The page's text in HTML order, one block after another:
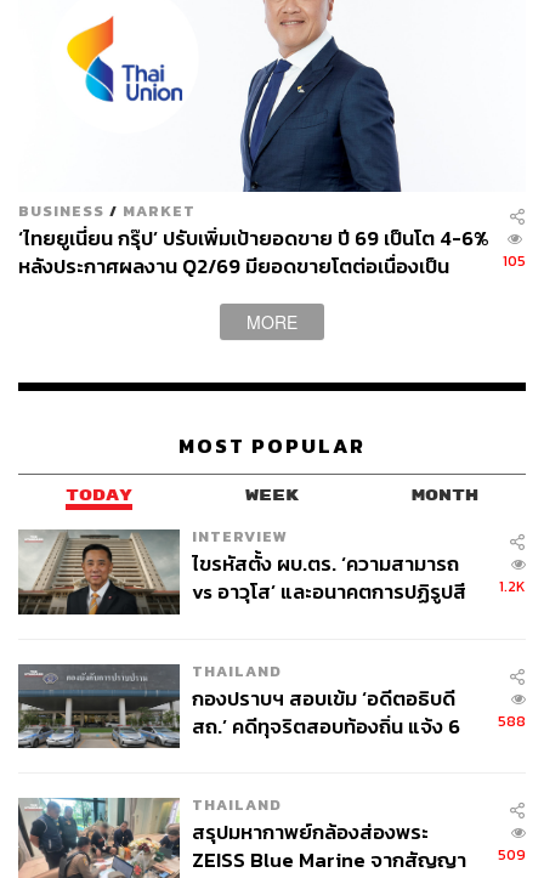
สามารถติดตาม THE STANDARD WEALTH
ผ่านแอปพลิเคชันต่างๆ ที่คุณสะดวกหรือใช้งานอยู่แล้วได้เลย
TAGS: ตลาดหุ้นไทย
หุ้นธนาคาร
ผลประกอบการ
มาตรการกระตุ้นเศรษฐกิจ
BDMS
SPALI
CBG
ABOUT THE AUTHOR
ผู้อำนวยการ ฝ่ายกลยุทธ์การลงทุน บริษัทหลัก
ทรัพย์ อินโนเวสท์ เอกซ์ จำกัด
BUSINESS / MARKET
‘ไทยยูเนี่ยน กรุ๊ป’ ปรับเพิ่มเป้ายอดขาย ปี 69 เป็นโต 4-6%
หลังประกาศผลงาน Q2/69 มียอดขายโตต่อเนื่องเป็น
105
MORE
MOST POPULAR
TODAY WEEK MONTH
INTERVIEW
ไขรหัสตั้ง ผบ.ตร. ‘ความสามารถ
vs อาวุโส’ และอนาคตการปฏิรูปสี
1.2K
THAILAND
กองปราบฯ สอบเข้ม ‘อดีตอธิบดี
สถ.’ คดีทุจริตสอบท้องถิ่น แจ้ง 6
588
THAILAND
สรุปมหากาพย์กล้องส่องพระ
ZEISS Blue Marine จากสัญญา
509